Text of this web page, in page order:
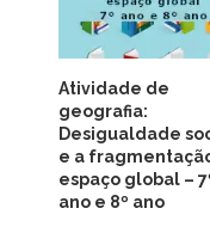
Atividade de
geografia:
Desigualdade
e a
espaço global –
ano e 8º ano